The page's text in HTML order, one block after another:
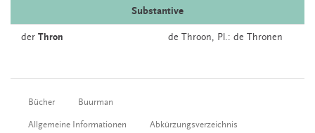
Substantive
der Thron de Throon, Pl.: de Thronen
Bücher Buurman
Allgemeine Informationen
Abkürzungsverzeichnis